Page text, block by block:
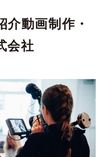
介動画制作・
会社